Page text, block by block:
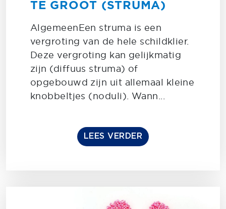
TE GROOT (STRUMA)
AlgemeenEen struma is een
vergroting van de hele schildklier.
Deze vergroting kan gelijkmatig
zijn (diffuus struma) of
opgebouwd zijn uit allemaal kleine
knobbeltjes (noduli). Wann...
LEES VERDER